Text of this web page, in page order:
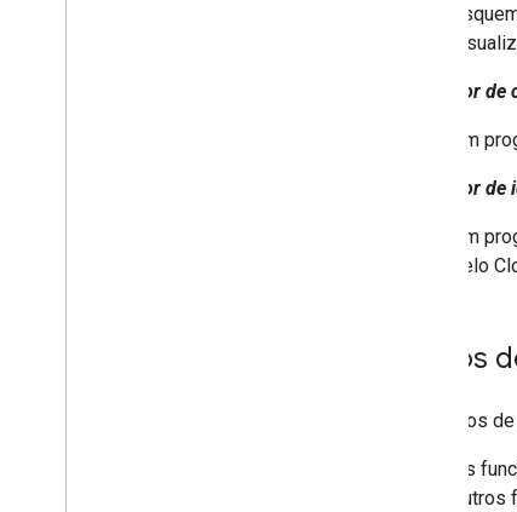
Conector
Um
Conector
Um
pelo
Casos
Exemplos
Os
outros